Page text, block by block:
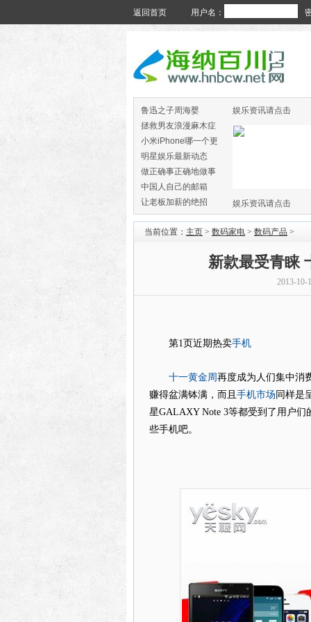
返回首页 用户名：
鲁迅之子周海婴
拯救男友浪漫麻木症
小米iPhone哪一个更
火
明星娱乐最新动态
做正确事正确地做事
中国人自己的邮箱
让老板加薪的绝招
娱乐资讯请点击
娱乐资讯请点击
当前位置： 主页 > 数码家电 > 数码产品 >
新款最受青睐
2013-10-
第1页近期热卖手机
十一黄金周再度成为人们集中消
赚得盆满钵满，而且 手机市场 同样是
星GALAXY Note 3等都受到了用户
些手机吧。